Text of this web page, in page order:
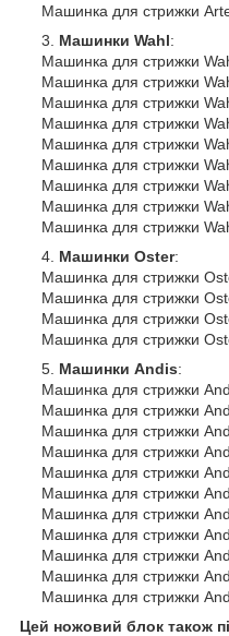
Машинка для стрижки
Машинки Wahl:
Машинка для стрижки
Машинка для стрижки
Машинка для стрижки
Машинка для стрижки
Машинка для стрижки
Машинка для стрижки
Машинка для стрижки
Машинка для стрижки
Машинка для стрижки
Машинки Oster:
Машинка для стрижки
Машинка для стрижки
Машинка для стрижки
Машинка для стрижки
Машинки Andis:
Машинка для стрижки
Машинка для стрижки
Машинка для стрижки
Машинка для стрижки
Машинка для стрижки
Машинка для стрижки
Машинка для стрижки
Машинка для стрижки
Машинка для стрижки
Машинка для стрижки
Машинка для стрижки
Цей ножовий блок також